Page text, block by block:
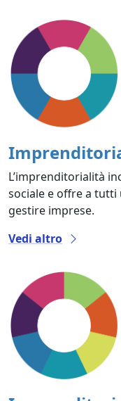
L’imprenditorialità
sociale e offre a
gestire imprese.
Vedi altro